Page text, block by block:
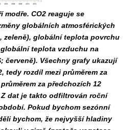
modře. CO2 reaguje se
globálních atmosférických
zeleně), globální teplota povrchu
globální teplota vzduchu na
červeně). Všechny grafy ukazují
tedy rozdíl mezi průměrem za
za předchozích 12
dat je takto odfiltrován roční
Pokud bychom sezónní
bychom, že nejvyšší hladiny